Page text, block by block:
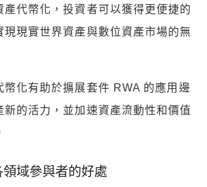
產代幣化，投資者可以獲得更便捷的
現現實世界資產與數位資產市場的無
幣化有助於擴展套件 RWA 的應用邊
新的活力，並加速資產流動性和價值
域參與者的好處